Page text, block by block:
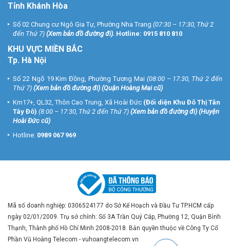
Tỉnh Khánh Hòa
Số 02 Chung cư Ngô Gia Tự, Phường Nha Trang (07:30 – 17:30, Thứ 2
đến Thứ 7) (Xem bản đồ đường đi). Hotline: 0915 810 810
KHU VỰC MIỀN BẮC
Tp. Hà Nội
Số 22 Ngõ 19 Kim Đồng, Phường Tương Mai (08:00 – 17:30, Thứ 2 đến
Thứ 7) (Xem bản đồ đường đi) (Quận Hoàng Mai cũ)
Km17+, QL32, Thôn Cao Trung, Xã Hoài Đức (Đối diện Khu Đô Thị Tân
Tây Đô) (8:00 – 17:30, Thứ 2 đến Thứ 7) (Xem bản đồ đường đi) (Huyện
Hoài Đức cũ)
Hotline: 0989 067 969
Mã số doanh nghiệp: 0306524177 do Sở Kế Hoạch và Đầu Tư TP.HCM cấp
ngày 02/01/2009. Trụ sở chính: Số 3A Trần Quý Cáp, Phường 12, Quận Bình
Thạnh, Thành phố Hồ Chí Minh 2008-2018. Bản quyền thuộc về Công Ty Cổ
Phần Vũ Hoàng Telecom - vuhoangtelecom.vn